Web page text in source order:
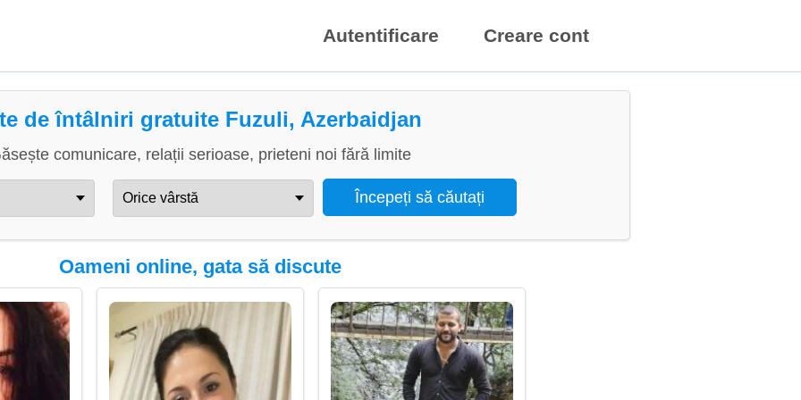
Autentificare Creare cont
de întâlniri gratuite Fuzuli, Azerbaidjan
comunicare, relații serioase, prieteni noi fără limite
Oameni online, gata să discute